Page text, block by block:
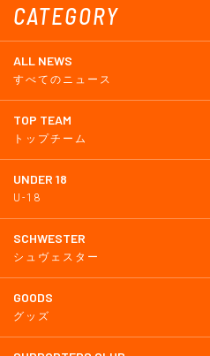
CATEGORY
ALL NEWS
すべてのニュース
TOP TEAM
トップチーム
UNDER 18
U-18
SCHWESTER
シュヴェスター
GOODS
グッズ